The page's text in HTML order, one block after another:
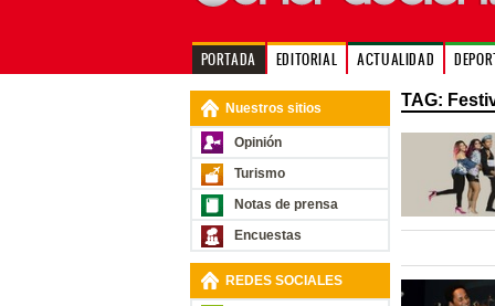
PORTADA EDITORIAL ACTUALIDAD
Nuestros sitios
Opinión
Turismo
Notas de prensa
Encuestas
REDES SOCIALES
TAG: